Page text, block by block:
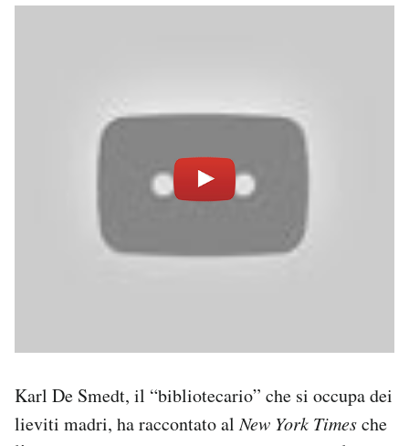
Karl De Smedt, il “bibliotecario” che si occupa dei
lieviti madri, ha raccontato alNew York Timesche